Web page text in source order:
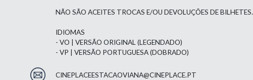
NÃO SÃO ACEITES TROCAS E/OU DEVOLUÇÕES DE BILHETES.
IDIOMAS
- VO | VERSÃO ORIGINAL (LEGENDADO)
- VP | VERSÃO PORTUGUESA (DOBRADO)
CINEPLACEESTACAOVIANA@CINEPLACE.PT